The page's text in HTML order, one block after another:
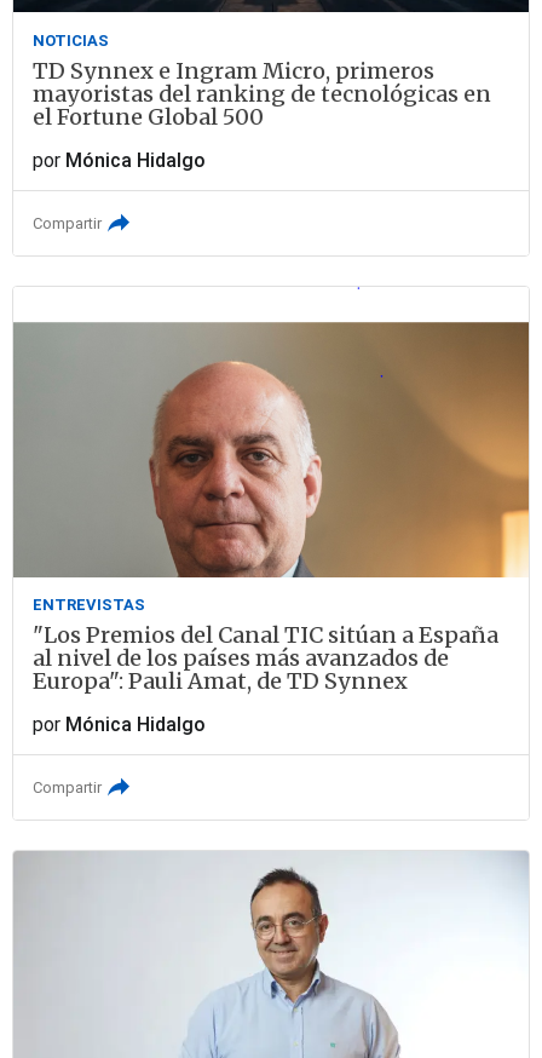
NOTICIAS
TD Synnex e Ingram Micro, primeros
mayoristas del ranking de tecnológicas en
el Fortune Global 500
por Mónica Hidalgo
Compartir
ENTREVISTAS
"Los Premios del Canal TIC sitúan a España
al nivel de los países más avanzados de
Europa": Pauli Amat, de TD Synnex
por Mónica Hidalgo
Compartir